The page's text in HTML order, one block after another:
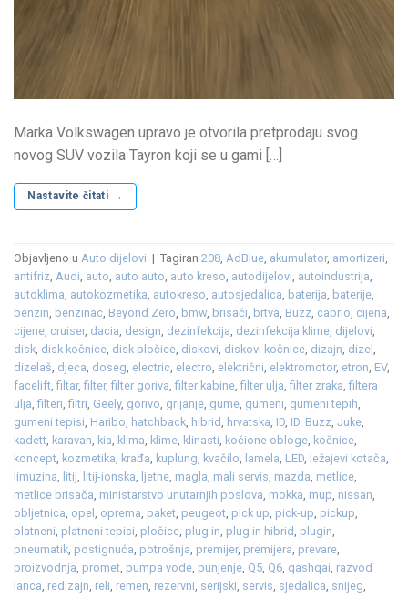
Marka Volkswagen upravo je otvorila pretprodaju svog
novog SUV vozila Tayron koji se u gami […]
Nastavite čitati →
Objavljeno u Auto dijelovi | Tagiran 208, AdBlue, akumulator, amortizeri,
antifriz, Audi, auto, auto auto, auto kreso, autodijelovi, autoindustrija,
autoklima, autokozmetika, autokreso, autosjedalica, baterija, baterije,
benzin, benzinac, Beyond Zero, bmw, brisači, brtva, Buzz, cabrio, cijena,
cijene, cruiser, dacia, design, dezinfekcija, dezinfekcija klime, dijelovi,
disk, disk kočnice, disk pločice, diskovi, diskovi kočnice, dizajn, dizel ,
dizelaš, djeca, doseg, electric, electro, električni, elektromotor, etron, EV,
facelift,filtar,filter,filter goriva,filter kabine,filter ulja,filter zraka,filtera
ulja,filteri,filtri, Geely, gorivo, grijanje, gume, gumeni, gumeni tepih,
gumeni tepisi, Haribo, hatchback, hibrid, hrvatska, ID, ID. Buzz, Juke,
kadett, karavan, kia, klima, klime, klinasti, kočione obloge, kočnice,
koncept, kozmetika, krađa, kuplung, kvačilo, lamela, LED, ležajevi kotača,
limuzina, litij, litij-ionska, ljetne, magla, mali servis, mazda, metlice,
metlice brisača, ministarstvo unutarnjih poslova, mokka, mup, nissan,
obljetnica, opel , oprema, paket, peugeot, pick up, pick-up, pickup,
platneni, platneni tepisi, pločice, plug in, plug in hibrid, plugin,
pneumatik, postignuća, potrošnja, premijer, premijera, prevare,
proizvodnja, promet, pumpa vode, punjenje, Q5, Q6, qashqai, razvod
lanca, redizajn, reli, remen, rezervni, serijski, servis, sjedalica, snijeg,